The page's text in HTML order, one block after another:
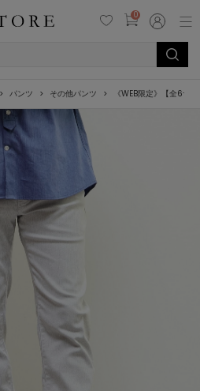
0
パンツ その他パンツ 《WEB限定》【全6サ